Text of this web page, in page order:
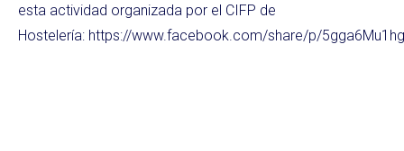
esta actividad organizada por el CIFP de
Hostelería: https://www.facebook.com/share/p/